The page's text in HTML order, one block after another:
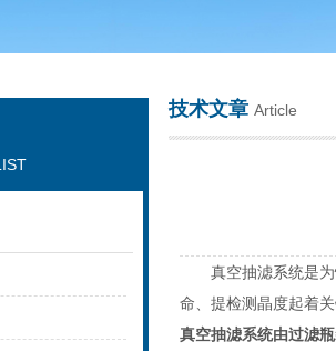
有限公司
技术文章 Article
真空抽滤系统是为
命、提检测晶度起着
真空抽滤系统由过滤